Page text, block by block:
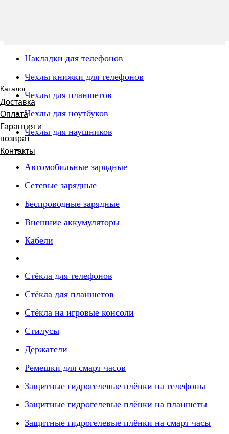
Каталог
Доставка
Оплата
Гарантия и
возврат
Контакты
Накладки для телефонов
Чехлы книжки для телефонов
Чехлы для планшетов
Чехлы для ноутбуков
Чехлы для наушников
Автомобильные зарядные
Сетевые зарядные
Беспроводные зарядные
Внешние аккумуляторы
Кабели
Стёкла для телефонов
Стёкла для планшетов
Стёкла на игровые консоли
Стилусы
Держатели
Ремешки для смарт часов
Защитные гидрогелевые плёнки на телефоны
Защитные гидрогелевые плёнки на планшеты
Защитные гидрогелевые плёнки на смарт часы